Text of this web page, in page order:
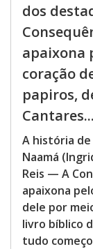
dos
apaixona
coração
papiros,
Cantares...
A história
Naamá
Reis — A
apaixona
dele por
livro bíblico
tudo